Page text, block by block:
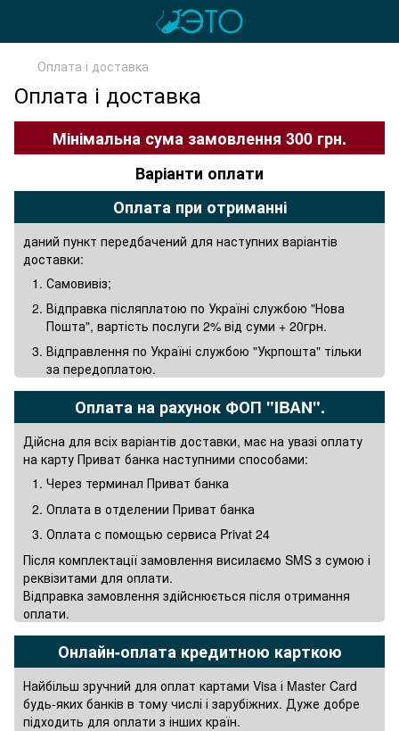
Оплата і доставка
Оплата і доставка
Мінімальна сума замовлення 300 грн.
Варіанти оплати
Оплата при отриманні
даний пункт передбачений для наступних варіантів
доставки:
Самовивіз;
Відправка післяплатою по Україні службою "Нова
Пошта", вартість послуги 2% від суми + 20грн.
Відправлення по Україні службою "Укрпошта" тільки
за передоплатою.
Оплата на рахунок ФОП "IBAN".
Дійсна для всіх варіантів доставки, має на увазі оплату
на карту Приват банка наступними способами:
Через терминал Приват банка
Оплата в отделении Приват банка
Оплата с помощью сервиса Privat 24
Після комплектації замовлення висилаємо SMS з сумою і
реквізитами для оплати.
Відправка замовлення здійснюється після отримання
оплати.
Онлайн-оплата кредитною карткою
Найбільш зручний для оплат картами Visa і Master Card
будь-яких банків в тому числі і зарубіжних. Дуже добре
підходить для оплати з інших країн.